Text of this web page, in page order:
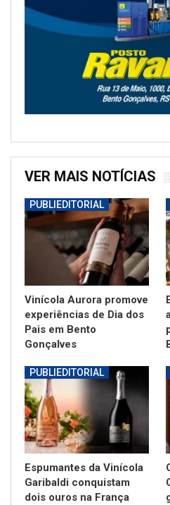
VER MAIS NOTÍCIAS
PUBLIEDITORIAL
Vinícola Aurora promove
experiências de Dia dos
Pais em Bento
Gonçalves
PUBLIEDITORIAL
Espumantes da Vinícola
Garibaldi conquistam
dois ouros na França